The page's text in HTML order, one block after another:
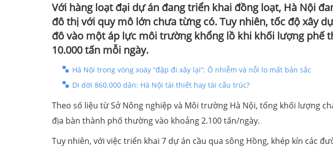
Với hàng loạt đại dự án đang triển khai đồng loạt, Hà Nội
đô thị với quy mô lớn chưa từng có. Tuy nhiên, tốc độ xây
đô vào một áp lực môi trường khổng lồ khi khối lượng phế
10.000 tấn mỗi ngày.
Hà Nội trong vòng xoáy “đập đi xây lại”: Ô nhiễm và nỗi lo mất bản sắc
Di dời 860.000 dân: Hà Nội tái thiết hay tái cấu trúc?
Theo số liệu từ Sở Nông nghiệp và Môi trường Hà Nội, tổng khối lượng
địa bàn thành phố thường vào khoảng 2.100 tấn/ngày.
Tuy nhiên, với việc triển khai 7 dự án cầu qua sông Hồng, khép kín các